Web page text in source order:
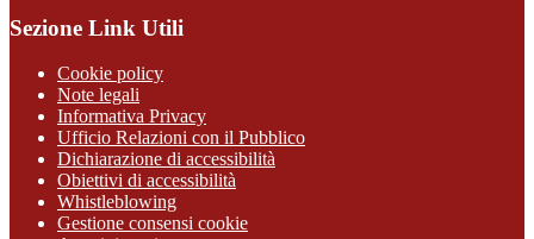
Sezione Link Utili
Cookie policy
Note legali
Informativa Privacy
Ufficio Relazioni con il Pubblico
Dichiarazione di accessibilità
Obiettivi di accessibilità
Whistleblowing
Gestione consensi cookie